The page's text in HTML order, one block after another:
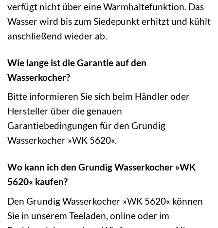
verfügt nicht über eine Warmhaltefunktion. Das
Wasser wird bis zum Siedepunkt erhitzt und kühlt
anschließend wieder ab.
Wie lange ist die Garantie auf den
Wasserkocher?
Bitte informieren Sie sich beim Händler oder
Hersteller über die genauen
Garantiebedingungen für den Grundig
Wasserkocher »WK 5620«.
Wo kann ich den Grundig Wasserkocher »WK
5620« kaufen?
Den Grundig Wasserkocher »WK 5620« können
Sie in unserem Teeladen, online oder im